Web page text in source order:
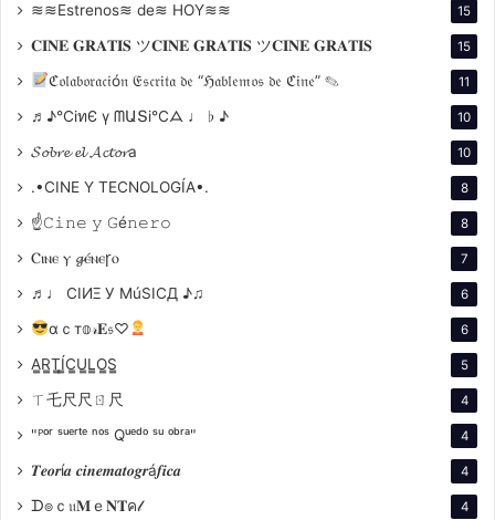
con Portugal, Países Bajos, Taiwán, Brasil, Hong Kong,
Sri Lanka y Perú que explora las conexiones entre
jóvenes de distintas partes del mundo,
Premio Zabaltegi-Tabakalera
El juicio, de Ulises de la Orden
Noruega, Francia e Italia que documenta el proceso
judicial contra los responsables del Plan Cóndor,
≋≋Estrenos≋ de≋ HOY≋≋ 15
𝐂𝐈𝐍𝐄 𝐆𝐑𝐀𝐓𝐈𝐒 ツ𝐂𝐈𝐍𝐄 𝐆𝐑𝐀𝐓𝐈𝐒 ツ𝐂𝐈𝐍𝐄 𝐆𝐑𝐀𝐓𝐈𝐒 15
ℭ𝔬𝔩𝔞𝔟𝔬𝔯𝔞𝔠𝔦ó𝔫 𝔈𝔰𝔠𝔯𝔦𝔱𝔞 𝔡𝔢 “ℌ𝔞𝔟𝔩𝔢𝔪𝔬𝔰 𝔡𝔢 ℭ𝔦𝔫𝔢” ✎ 11
♬♪℃іทЄ ү ᗰԱՏі℃ᗋ ♩ ♭ ♪ 10
𝓢𝓸𝓫𝓻𝓮 𝓮𝓵 𝓐𝓬𝓽𝓸𝓻a 10
.•CINE Y TECNOLOGÍA•. 8
☝𝙲𝚒𝚗𝚎 𝚢 𝙶é𝚗𝚎𝚛𝚘 8
Ⲥⲓⲛⲉ ⲩ 𝓰ⲉ́ⲛⲉꞅⲟ 7
♬♩ CIИΞ У MúSICД ♪♫ 6
αｃт𝕠𝓇𝐄𝔰♡ 6
A̳R̳T̳Í̳C̳U̳L̳O̳S̳ 5
ㄒ乇尺尺ㄖ尺 4
"ᴾᵒʳ ˢᵘᵉʳᵗᵉ ⁿᵒˢ Qᵘᵉᵈᵒ ˢᵘ ᵒᵇʳᵃ" 4
𝑻𝒆𝒐𝒓í𝒂 𝒄𝒊𝒏𝒆𝒎𝒂𝒕𝒐𝒈𝒓á𝒇𝒊𝒄𝒂 4
ᗪ๏ｃ𝔲𝐌ｅ𝐍𝐓ค𝓁 4